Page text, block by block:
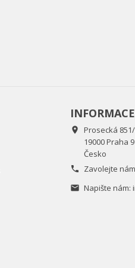

Prosecká
19000 Praha 9
Česko
 Zavolejte
 Napište nám: